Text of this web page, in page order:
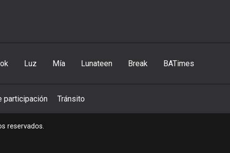
Luz Mía Lunateen Break BATimes
participación Tránsito
reservados.